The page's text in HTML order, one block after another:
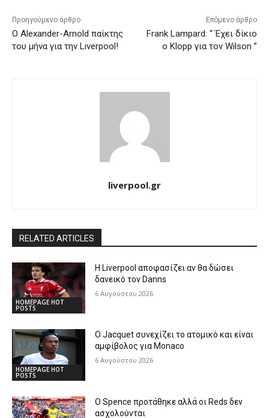
Προηγούμενο άρθρο
Ο Alexander-Arnold παίκτης
του μήνα για την Liverpool!
Επόμενο άρθρο
Frank Lampard: “ Έχει δίκιο
ο Klopp για τον Wilson ”
liverpool.gr
RELATED ARTICLES
HOMEPAGE HOT
POSTS
Η Liverpool αποφασίζει αν θα δώσει
δανεικό τον Danns
6 Αυγούστου 2026
HOMEPAGE HOT
POSTS
Ο Jacquet συνεχίζει το ατομικό και είναι
αμφίβολος για Monaco
6 Αυγούστου 2026
Ο Spence προτάθηκε αλλά οι Reds δεν
ασχολούνται